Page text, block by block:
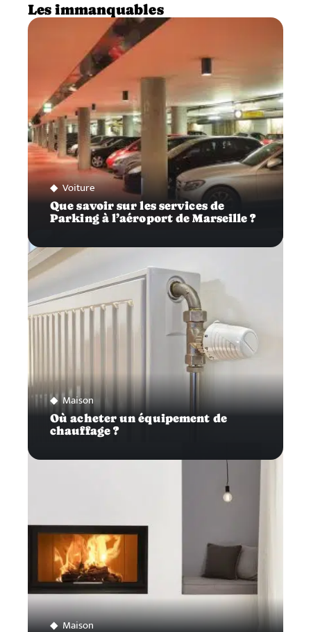
Les immanquables
Voiture
Que savoir sur les services de
Parking à l’aéroport de Marseille ?
Maison
Où acheter un équipement de
chauffage ?
Maison